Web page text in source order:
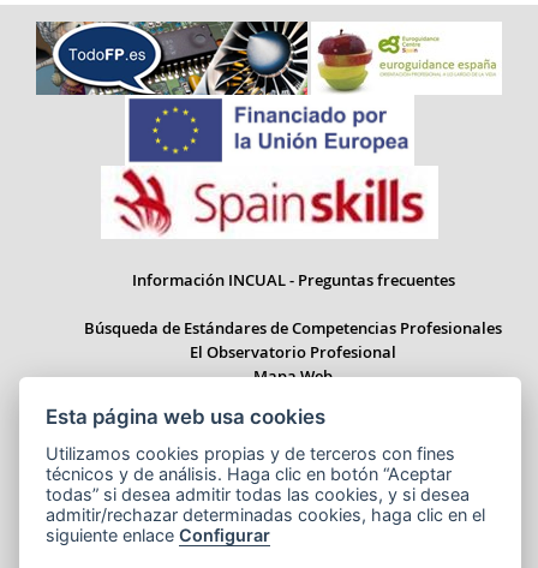
Información INCUAL - Preguntas frecuentes
Búsqueda de Estándares de Competencias Profesionales
El Observatorio Profesional
Mapa Web
Paseo del Prado 28, 1ª Planta - 28014 Madrid
Correo electrónico: informacion.incual@educacion.gob.es
Esta página web usa cookies
Utilizamos cookies propias y de terceros con fines
técnicos y de análisis. Haga clic en botón “Aceptar
todas” si desea admitir todas las cookies, y si desea
admitir/rechazar determinadas cookies, haga clic en el
siguiente enlaceConfigurar